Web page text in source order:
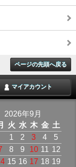
ページの先頭へ戻る
マイアカウント
2026年9月
火 水 木 金 土
1
2 3 4
5
8 9 10 11 12
15 16 17 18 19